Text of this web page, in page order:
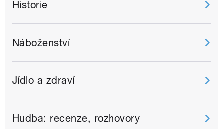
Historie
Náboženství
Jídlo a zdraví
Hudba: recenze, rozhovory